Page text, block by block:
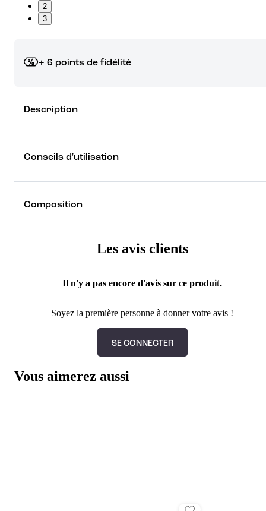
2
3
+ 6 points de fidélité
rêver !
Découvrez les récompenses
Description
Conseils d'utilisation
Composition
Les avis clients
Il n'y a pas encore d'avis sur ce produit.
Soyez la première personne à donner votre avis !
SE CONNECTER
Vous aimerez aussi